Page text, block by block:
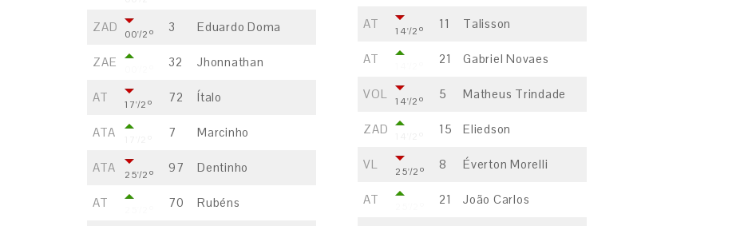
AT 14'/2º 11 Talisson
AT 21 Gabriel Novaes
VOL 14'/2º 5 Matheus Trindade
ZAD 15 Eliedson
VL 25'/2º 8 Éverton Morelli
AT 21 João Carlos
ZAD 00'/2º 3 Eduardo Doma
ZAE 32 Jhonnathan
AT 17'/2º 72 Ítalo
ATA 7 Marcinho
ATA 25'/2º 97 Dentinho
AT 70 Rubéns